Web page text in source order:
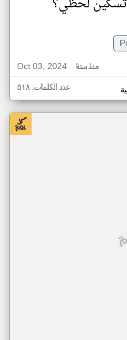
Oct 03, 2024
منذ سنة
عدد الكلمات: ٥١٨